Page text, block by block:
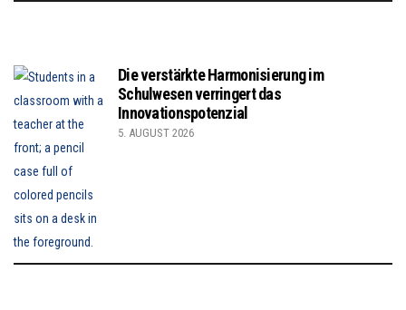
Die verstärkte Harmonisierung im
Schulwesen verringert das
Innovationspotenzial
5. AUGUST 2026